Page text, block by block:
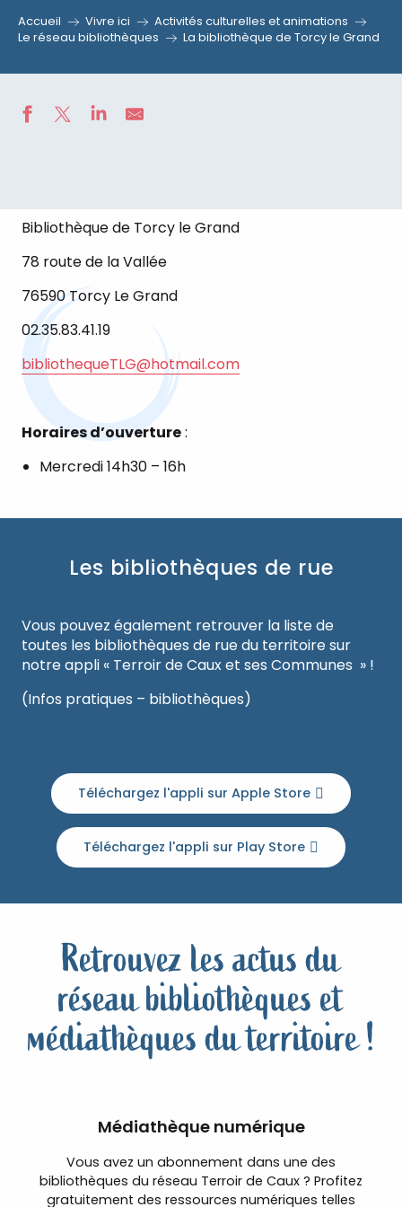
Accueil Vivre ici
Activités culturelles et animations
Le réseau bibliothèques
La bibliothèque de Torcy le Grand
Bibliothèque de Torcy le Grand
78 route de la Vallée
76590 Torcy Le Grand
02.35.83.41.19
bibliothequeTLG@hotmail.com
Horaires d’ouverture:
Mercredi 14h30 – 16h
Les bibliothèques de rue
Vous pouvez également retrouver la liste de
toutes les bibliothèques de rue du territoire sur
notre appli « Terroir de Caux et ses Communes » !
(Infos pratiques – bibliothèques)
Téléchargez l'appli sur Apple Store
Téléchargez l'appli sur Play Store
Retrouvez les actus du
réseau bibliothèques et
médiathèques du territoire !
Médiathèque numérique
Vous avez un abonnement dans une des
bibliothèques du réseau Terroir de Caux ? Profitez
gratuitement des ressources numériques telles